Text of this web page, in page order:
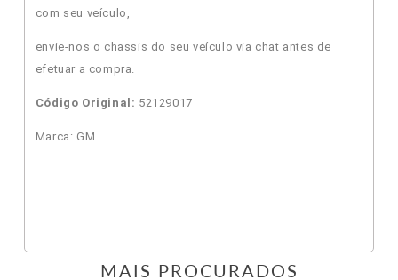
com seu veículo,
envie-nos o chassis do seu veículo via chat antes de
efetuar a compra.
Código Original: 52129017
Marca: GM
MAIS PROCURADOS